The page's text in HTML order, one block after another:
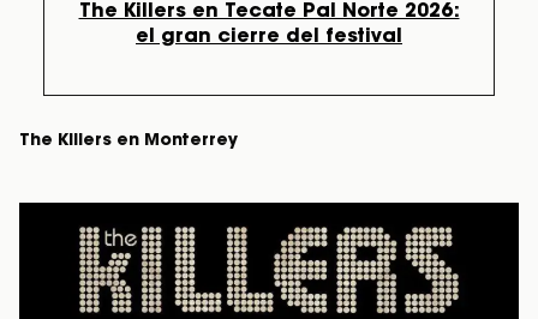
The Killers en Tecate Pal Norte 2026:
el gran cierre del festival
The Killers en Monterrey